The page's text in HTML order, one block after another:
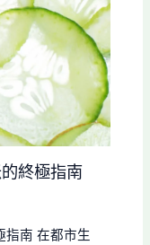
終極指南
指南 在都市生